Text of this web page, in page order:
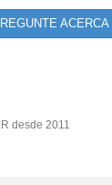
desde 2011